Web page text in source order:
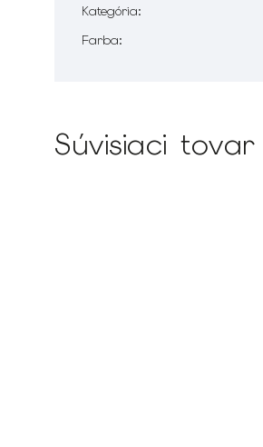
Kategória:
Farba:
Súvisiaci tovar